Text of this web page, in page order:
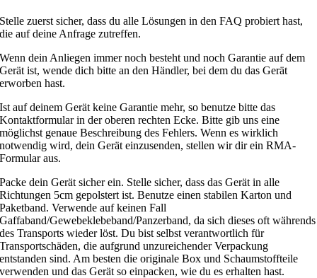
Stelle zuerst sicher, dass du alle Lösungen in den FAQ probiert hast,
die auf deine Anfrage zutreffen.
Wenn dein Anliegen immer noch besteht und noch Garantie auf dem
Gerät ist, wende dich bitte an den Händler, bei dem du das Gerät
erworben hast.
Ist auf deinem Gerät keine Garantie mehr, so benutze bitte das
Kontaktformular in der oberen rechten Ecke. Bitte gib uns eine
möglichst genaue Beschreibung des Fehlers. Wenn es wirklich
notwendig wird, dein Gerät einzusenden, stellen wir dir ein RMA-
Formular aus.
Packe dein Gerät sicher ein. Stelle sicher, dass das Gerät in alle
Richtungen 5cm gepolstert ist. Benutze einen stabilen Karton und
Paketband. Verwende auf keinen Fall
Gaffaband/Gewebeklebeband/Panzerband, da sich dieses oft währends
des Transports wieder löst. Du bist selbst verantwortlich für
Transportschäden, die aufgrund unzureichender Verpackung
entstanden sind. Am besten die originale Box und Schaumstoffteile
verwenden und das Gerät so einpacken, wie du es erhalten hast.